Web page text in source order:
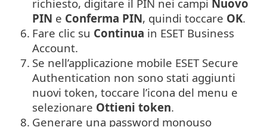
richiesto, digitare il PIN nei campi Nuovo
PIN e Conferma PIN, quindi toccare OK.
6. Fare clic su Continua in ESET Business
Account.
7. Se nell’applicazione mobile ESET Secure
Authentication non sono stati aggiunti
nuovi token, toccare l’icona del menu e
selezionare Ottieni token.
8. Generare una password monouso